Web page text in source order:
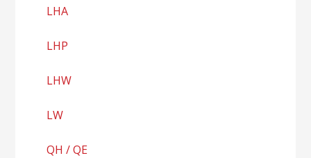
LHA
LHP
LHW
LW
QH / QE